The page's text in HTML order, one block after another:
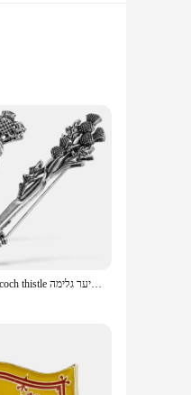
from a
The adjustable
a touch of
it easy to
to their
2 pcs broococh thistle צווארון סיכות מתנות לגברים קליפים מתכת חליפות שיער גלימה